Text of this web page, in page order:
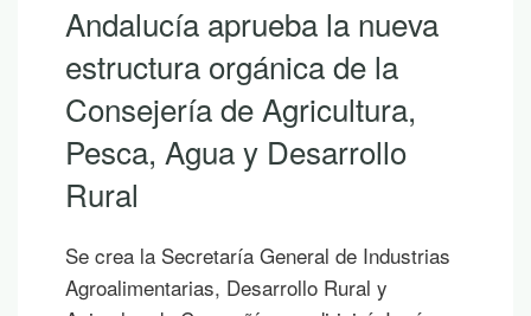
Andalucía aprueba la nueva
estructura orgánica de la
Consejería de Agricultura,
Pesca, Agua y Desarrollo
Rural
Se crea la Secretaría General de Industrias
Agroalimentarias, Desarrollo Rural y